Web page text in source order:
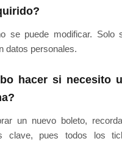
se puede modificar. Solo
datos personales.
hacer si necesito
un nuevo boleto,
clave, pues todos los